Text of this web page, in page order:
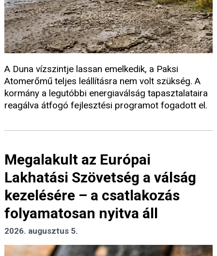
A Duna vízszintje lassan emelkedik, a Paksi
Atomerőmű teljes leállításra nem volt szükség. A
kormány a legutóbbi energiaválság tapasztalataira
reagálva átfogó fejlesztési programot fogadott el.
Megalakult az Európai
Lakhatási Szövetség a válság
kezelésére – a csatlakozás
folyamatosan nyitva áll
2026. augusztus 5.